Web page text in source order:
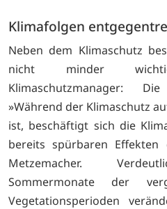
Klimafolgen
Neben dem Klimaschutz
nicht minder
Klimaschutzmanager: Die
»Während der Klimaschutz
ist, beschäftigt sich die
bereits spürbaren Effekten
Metzemacher.
Sommermonate der
Vegetationsperioden